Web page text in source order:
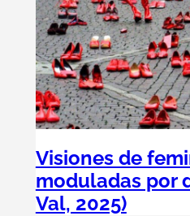
Visiones de
moduladas por
Val, 2025)